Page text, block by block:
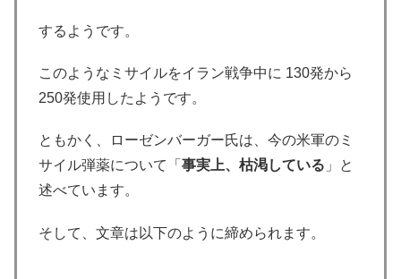
するようです。
このようなミサイルをイラン戦争中に 130発から
250発使用したようです。
ともかく、ローゼンバーガー氏は、今の米軍のミ
サイル弾薬について「 事実上、枯渇している 」と
述べています。
そして、文章は以下のように締められます。